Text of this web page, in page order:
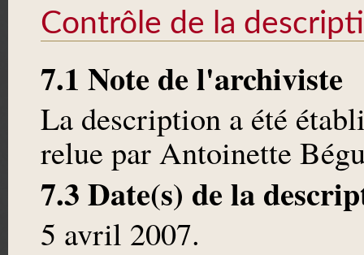
Contrôle de la
7.1 Note de l'archiviste
La description a été
relue par Antoinette
7.3 Date(s) de la
5 avril 2007.